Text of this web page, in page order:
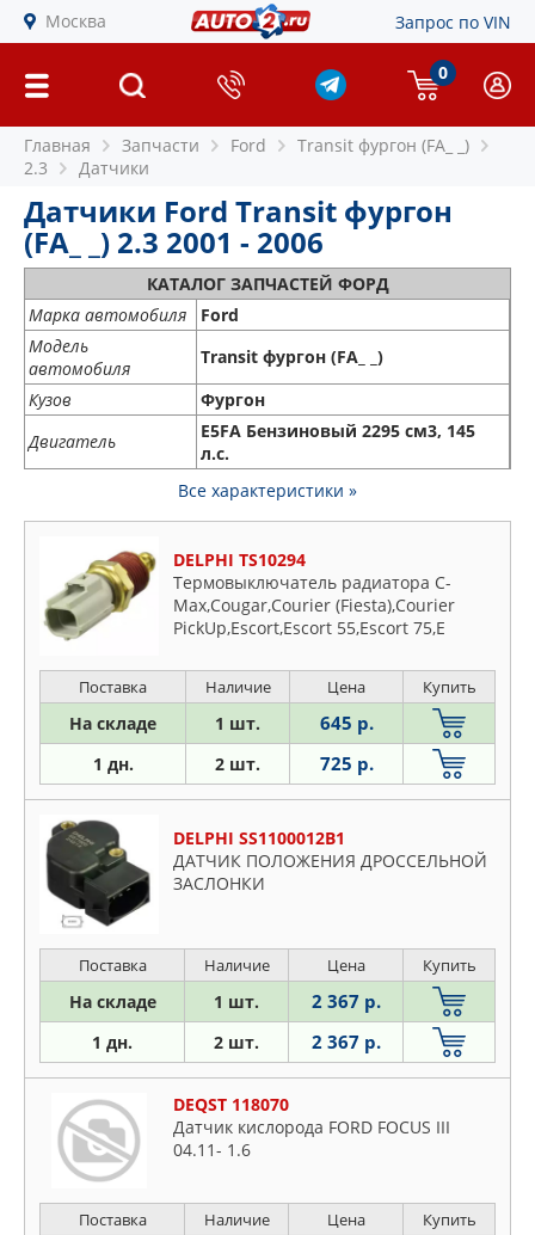
Москва Запрос по VIN
0
Главная Запчасти Ford
Transit фургон (FA_ _)
2.3
Датчики
Датчики Ford Transit фургон
(FA_ _) 2.3 2001 - 2006
КАТАЛОГ ЗАПЧАСТЕЙ ФОРД
Марка автомобиля
Ford
Модель
автомобиля
Transit фургон (FA_ _)
Кузов
Фургон
Двигатель
E5FA Бензиновый 2295 см3, 145
л.с.
Все характеристики »
DELPHI TS10294
Термовыключатель радиатора C-
Max,Cougar,Courier (Fiesta),Courier
PickUp,Escort,Escort 55,Escort 75,E
Поставка Наличие Цена Купить
На складе 1 шт. 645 р.
1 дн. 2 шт. 725 р.
DELPHI SS1100012B1
ДАТЧИК ПОЛОЖЕНИЯ ДРОССЕЛЬНОЙ
ЗАСЛОНКИ
Поставка Наличие Цена Купить
На складе 1 шт. 2 367 р.
1 дн. 2 шт. 2 367 р.
DEQST 118070
Датчик кислорода FORD FOCUS III
04.11- 1.6
Поставка Наличие Цена Купить